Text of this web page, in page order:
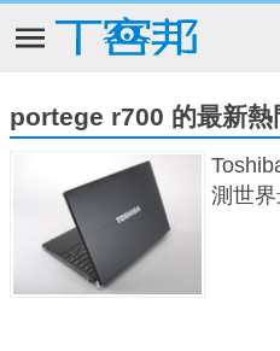
portege r700 的最新熱
測世